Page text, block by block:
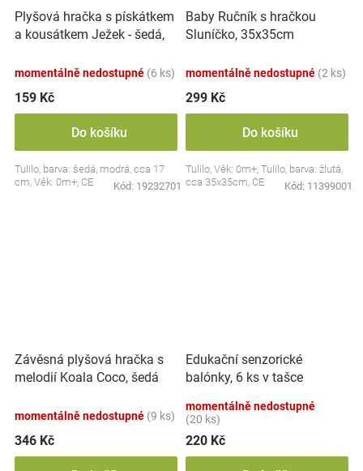
Plyšová hračka s pískátkem
a kousátkem Ježek - šedá,
momentálně nedostupné (6 ks)
159 Kč
Do košíku
Tulilo, barva: šedá, modrá, cca 17
cm, Věk: 0m+, CE
Kód: 19232701
Baby Ručník s hračkou
Sluníčko, 35x35cm
momentálně nedostupné (2 ks)
299 Kč
Do košíku
Tulilo, Věk: 0m+, Tulilo, barva: žlutá,
cca 35x35cm, CE
Kód: 11399001
Závěsná plyšová hračka s
melodií Koala Coco, šedá
momentálně nedostupné (9 ks)
346 Kč
Edukační senzorické
balónky, 6 ks v tašce
momentálně nedostupné
(20 ks)
220 Kč